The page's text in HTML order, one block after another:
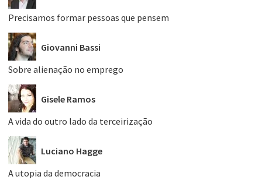
Precisamos formar pessoas que pensem
Giovanni Bassi
Sobre alienação no emprego
Gisele Ramos
A vida do outro lado da terceirização
Luciano Hagge
A utopia da democracia